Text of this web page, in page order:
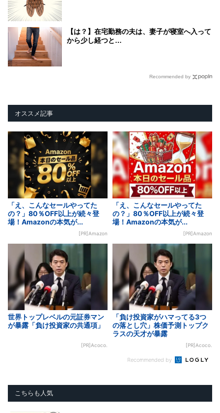
【は？】在宅勤務の夫は、妻子が寝室へ入って
から少し経つと…
Recommended by
オススメ記事
「え、こんなセールやってた
の？」80％OFF以上が続々登
場！Amazonの本気が...
[PR]Amazon
「え、こんなセールやってた
の？」80％OFF以上が続々登
場！Amazonの本気が...
[PR]Amazon
世界トップレベルの元証券マン
が暴露「負け投資家の共通項」
[PR]Acoco.
「負け投資家がハマってる3つ
の落とし穴」株価予測トップク
ラスの天才が暴露
[PR]Acoco.
Recommended by
こちらも人気